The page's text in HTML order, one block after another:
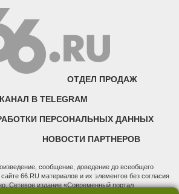
ОТДЕЛ ПРОДАЖ
КАНАЛ В TELEGRAM
ПЕРСОНАЛЬНЫХ ДАННЫХ
НОВОСТИ ПАРТНЕРОВ
сообщение, доведение до всеобщего
66.RU материалов и их элементов без согласия
Сетевое издание «Современный портал